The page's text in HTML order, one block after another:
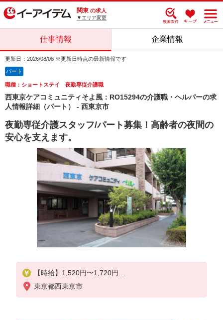
関東 の求人
▼エリア変更
仕事情報 企業情報
更新日：2026/08/08 ※更新日時点の最新情報です
パート
職種：ショートステイ 夜勤専従介護職
西東京ケアコミュニティそよ風：RO15294の介護職・ヘルパーの求
人情報詳細（パート） - 西東京市
夜勤専従介護スタッフ/パート募集！高齢者の夜間の
安心を支えます。
【時給】1,520円〜1,720円
▼給与詳細
東京都西東京市